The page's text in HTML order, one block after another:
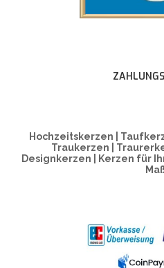
Hochzeitskerzen |
Traukerzen |
Designkerzen | Kerzen für